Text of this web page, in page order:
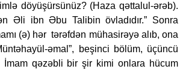
döyüşürsünüz? (Haza qəttalul-ərəb).
Əli ibn Əbu Talibin övladıdır.” Sonra
(ə) hər tərəfdən mühasirəyə alıb, ona
əmal”, beşinci bölüm, üçüncü
İmam qəzəbli bir şir kimi onlara hücum